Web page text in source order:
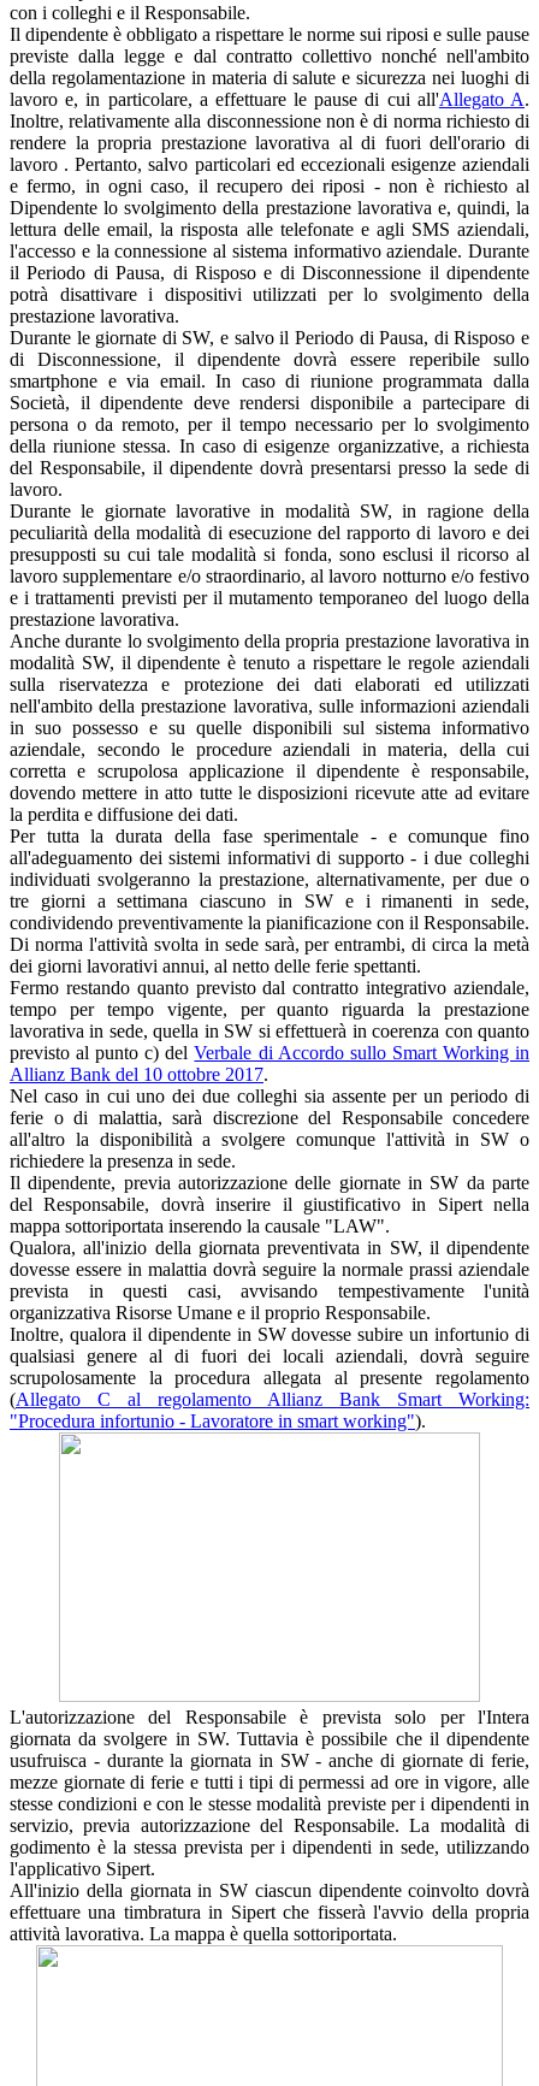
con i colleghi e il Responsabile.
Il dipendente è obbligato a rispettare le norme sui riposi e sulle pause
previste dalla legge e dal contratto collettivo nonché nell'ambito
della regolamentazione in materia di salute e sicurezza nei luoghi di
lavoro e, in particolare, a effettuare le pause di cui all'Allegato A.
Inoltre, relativamente alla disconnessione non è di norma richiesto di
rendere la propria prestazione lavorativa al di fuori dell'orario di
lavoro . Pertanto, salvo particolari ed eccezionali esigenze aziendali
e fermo, in ogni caso, il recupero dei riposi - non è richiesto al
Dipendente lo svolgimento della prestazione lavorativa e, quindi, la
lettura delle email, la risposta alle telefonate e agli SMS aziendali,
l'accesso e la connessione al sistema informativo aziendale. Durante
il Periodo di Pausa, di Risposo e di Disconnessione il dipendente
potrà disattivare i dispositivi utilizzati per lo svolgimento della
prestazione lavorativa.
Durante le giornate di SW, e salvo il Periodo di Pausa, di Risposo e
di Disconnessione, il dipendente dovrà essere reperibile sullo
smartphone e via email. In caso di riunione programmata dalla
Società, il dipendente deve rendersi disponibile a partecipare di
persona o da remoto, per il tempo necessario per lo svolgimento
della riunione stessa. In caso di esigenze organizzative, a richiesta
del Responsabile, il dipendente dovrà presentarsi presso la sede di
lavoro.
Durante le giornate lavorative in modalità SW, in ragione della
peculiarità della modalità di esecuzione del rapporto di lavoro e dei
presupposti su cui tale modalità si fonda, sono esclusi il ricorso al
lavoro supplementare e/o straordinario, al lavoro notturno e/o festivo
e i trattamenti previsti per il mutamento temporaneo del luogo della
prestazione lavorativa.
Anche durante lo svolgimento della propria prestazione lavorativa in
modalità SW, il dipendente è tenuto a rispettare le regole aziendali
sulla riservatezza e protezione dei dati elaborati ed utilizzati
nell'ambito della prestazione lavorativa, sulle informazioni aziendali
in suo possesso e su quelle disponibili sul sistema informativo
aziendale, secondo le procedure aziendali in materia, della cui
corretta e scrupolosa applicazione il dipendente è responsabile,
dovendo mettere in atto tutte le disposizioni ricevute atte ad evitare
la perdita e diffusione dei dati.
Per tutta la durata della fase sperimentale - e comunque fino
all'adeguamento dei sistemi informativi di supporto - i due colleghi
individuati svolgeranno la prestazione, alternativamente, per due o
tre giorni a settimana ciascuno in SW e i rimanenti in sede,
condividendo preventivamente la pianificazione con il Responsabile.
Di norma l'attività svolta in sede sarà, per entrambi, di circa la metà
dei giorni lavorativi annui, al netto delle ferie spettanti.
Fermo restando quanto previsto dal contratto integrativo aziendale,
tempo per tempo vigente, per quanto riguarda la prestazione
lavorativa in sede, quella in SW si effettuerà in coerenza con quanto
previsto al punto c) delVerbale di Accordo sullo Smart Working in
Allianz Bank del 10 ottobre 2017.
Nel caso in cui uno dei due colleghi sia assente per un periodo di
ferie o di malattia, sarà discrezione del Responsabile concedere
all'altro la disponibilità a svolgere comunque l'attività in SW o
richiedere la presenza in sede.
Il dipendente, previa autorizzazione delle giornate in SW da parte
del Responsabile, dovrà inserire il giustificativo in Sipert nella
mappa sottoriportata inserendo la causale "LAW".
Qualora, all'inizio della giornata preventivata in SW, il dipendente
dovesse essere in malattia dovrà seguire la normale prassi aziendale
prevista in questi casi, avvisando tempestivamente l'unità
organizzativa Risorse Umane e il proprio Responsabile.
Inoltre, qualora il dipendente in SW dovesse subire un infortunio di
qualsiasi genere al di fuori dei locali aziendali, dovrà seguire
scrupolosamente la procedura allegata al presente regolamento
(Allegato C al regolamento Allianz Bank Smart Working:
"Procedura infortunio - Lavoratore in smart working").
L'autorizzazione del Responsabile è prevista solo per l'Intera
giornata da svolgere in SW. Tuttavia è possibile che il dipendente
usufruisca - durante la giornata in SW - anche di giornate di ferie,
mezze giornate di ferie e tutti i tipi di permessi ad ore in vigore, alle
stesse condizioni e con le stesse modalità previste per i dipendenti in
servizio, previa autorizzazione del Responsabile. La modalità di
godimento è la stessa prevista per i dipendenti in sede, utilizzando
l'applicativo Sipert.
All'inizio della giornata in SW ciascun dipendente coinvolto dovrà
effettuare una timbratura in Sipert che fisserà l'avvio della propria
attività lavorativa. La mappa è quella sottoriportata.